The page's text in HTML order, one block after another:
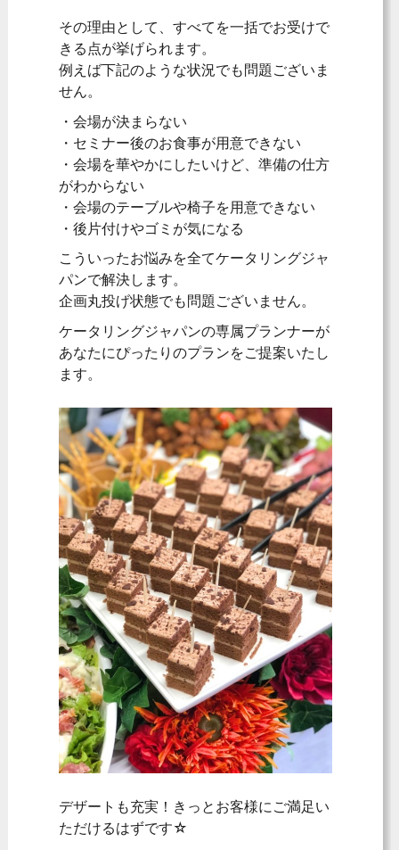
その理由として、すべてを一括でお受けで
きる点が挙げられます。
例えば下記のような状況でも問題ございま
せん。
・会場が決まらない
・セミナー後のお食事が用意できない
・会場を華やかにしたいけど、準備の仕方
がわからない
・会場のテーブルや椅子を用意できない
・後片付けやゴミが気になる
こういったお悩みを全てケータリングジャ
パンで解決します。
企画丸投げ状態でも問題ございません。
ケータリングジャパンの専属プランナーが
あなたにぴったりのプランをご提案いたし
ます。
デザートも充実！きっとお客様にご満足い
ただけるはずです☆